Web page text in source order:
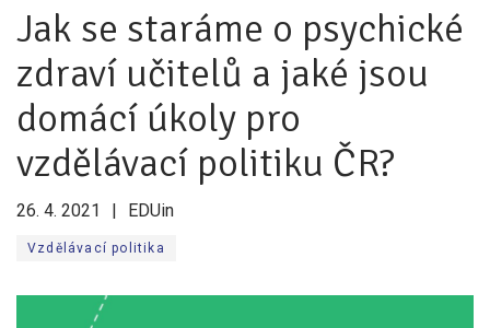
Všechny články
Analýzy
Audit vzdělávacího systému
Všechny analýzy
Pro média
Pro média
Jak se staráme o psychické
zdraví učitelů a jaké jsou
domácí úkoly pro
vzdělávací politiku ČR?
26. 4. 2021 EDUin
Vzdělávací politika